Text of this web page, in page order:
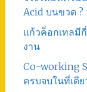
Acid บนขวด ?
แก้วค็อกเทลมี
งาน
Co-working
ครบจบในที่เดีย